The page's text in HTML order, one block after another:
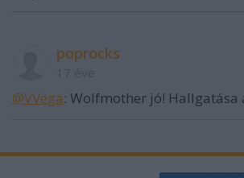
poprocks
@VVega: Wolfmother jó! Hallgatása